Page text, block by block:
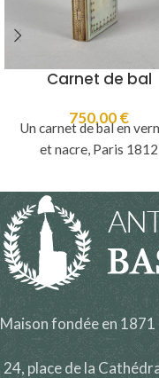
Carnet de bal
750,00€
Un carnet de bal en
et nacre, Paris 1812
Maison fondée en 1871
24, place de la